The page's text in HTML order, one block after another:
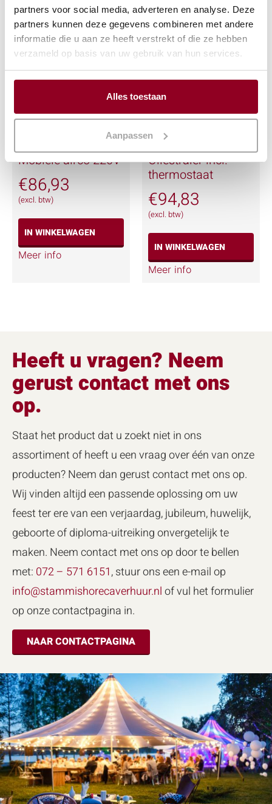
partners voor social media, adverteren en analyse. Deze
partners kunnen deze gegevens combineren met andere
informatie die u aan ze heeft verstrekt of die ze hebben
verzameld op basis van uw gebruik van hun services.
Alles toestaan
Aanpassen
Meer info
Meer info
Mobiele airco 220V
€86,93
(excl. btw)
IN WINKELWAGEN
Meer info
Oliestraler incl.
thermostaat
€94,83
(excl. btw)
IN WINKELWAGEN
Meer info
Heeft u vragen? Neem
gerust contact met ons
op.
Staat het product dat u zoekt niet in ons
assortiment of heeft u een vraag over één van onze
producten? Neem dan gerust contact met ons op.
Wij vinden altijd een passende oplossing om uw
feest ter ere van een verjaardag, jubileum, huwelijk,
geboorte of diploma-uitreiking onvergetelijk te
maken. Neem contact met ons op door te bellen
met: 072 – 571 6151, stuur ons een e-mail op
info@stammishorecaverhuur.nlof vul het formulier
op onze contactpagina in.
NAAR CONTACTPAGINA